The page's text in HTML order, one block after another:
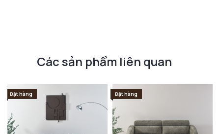
Các sản phẩm liên quan
Đặt hàng Đặt hàng